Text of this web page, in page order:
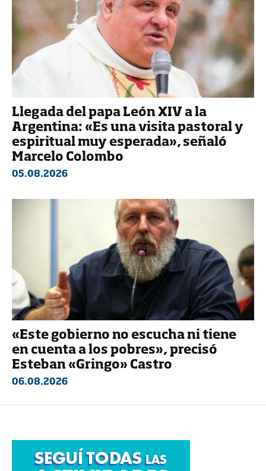
Llegada del papa León XIV a la
Argentina: «Es una visita pastoral y
espiritual muy esperada», señaló
Marcelo Colombo
05.08.2026
«Este gobierno no escucha ni tiene
en cuenta a los pobres», precisó
Esteban «Gringo» Castro
06.08.2026